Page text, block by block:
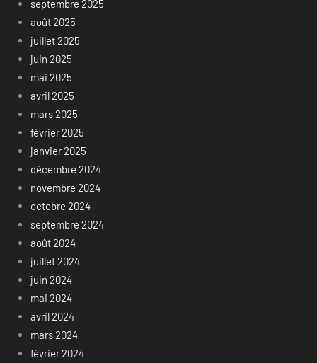
septembre 2025
août 2025
juillet 2025
juin 2025
mai 2025
avril 2025
mars 2025
février 2025
janvier 2025
décembre 2024
novembre 2024
octobre 2024
septembre 2024
août 2024
juillet 2024
juin 2024
mai 2024
avril 2024
mars 2024
février 2024